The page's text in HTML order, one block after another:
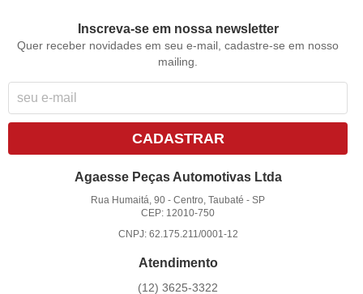
Inscreva-se em nossa newsletter
Quer receber novidades em seu e-mail, cadastre-se em nosso
mailing.
CADASTRAR
Agaesse Peças Automotivas Ltda
Rua Humaitá, 90 -Centro, Taubaté -SP
CEP: 12010-750
CNPJ: 62.175.211/0001-12
Atendimento
(12) 3625-3322